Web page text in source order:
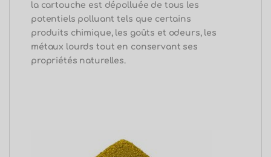
la cartouche est dépolluée de tous les
potentiels polluant tels que certains
produits chimique, les goûts et odeurs, les
métaux lourds tout en conservant ses
propriétés naturelles.